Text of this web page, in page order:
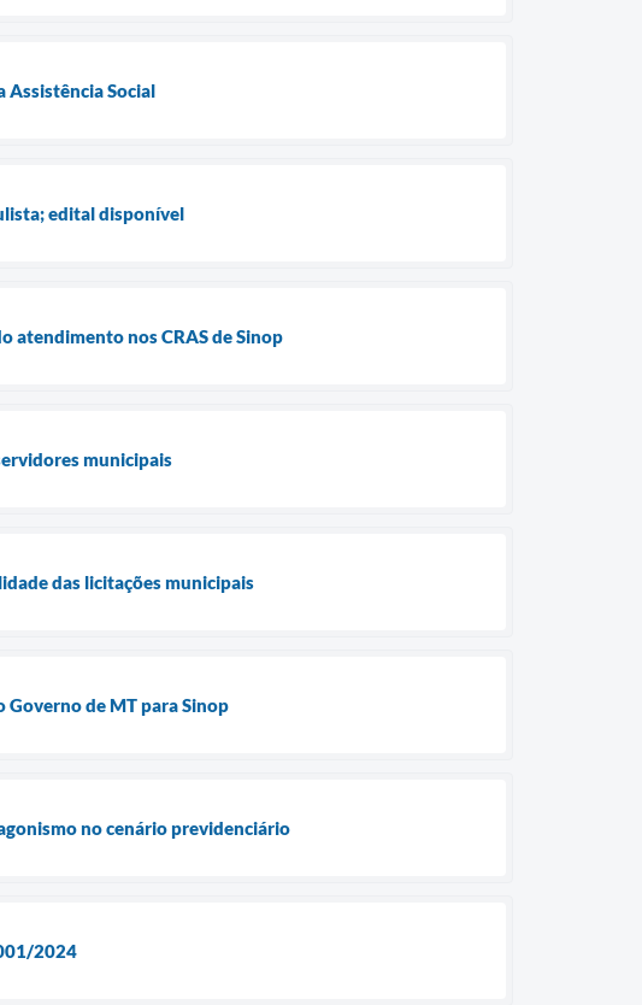
Assistência Social
edital disponível
atendimento nos CRAS de Sinop
municipais
das licitações municipais
de MT para Sinop
no cenário previdenciário
2024